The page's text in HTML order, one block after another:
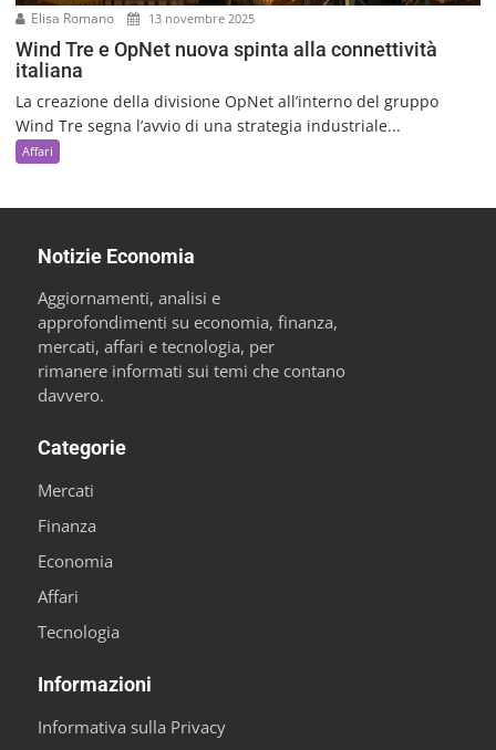
Elisa Romano 13 novembre 2025
Wind Tre e OpNet nuova spinta alla connettività
italiana
La creazione della divisione OpNet all’interno del gruppo
Wind Tre segna l’avvio di una strategia industriale...
Affari
Notizie Economia
Aggiornamenti, analisi e
approfondimenti su economia, finanza,
mercati, affari e tecnologia, per
rimanere informati sui temi che contano
davvero.
Categorie
Mercati
Finanza
Economia
Affari
Tecnologia
Informazioni
Informativa sulla Privacy